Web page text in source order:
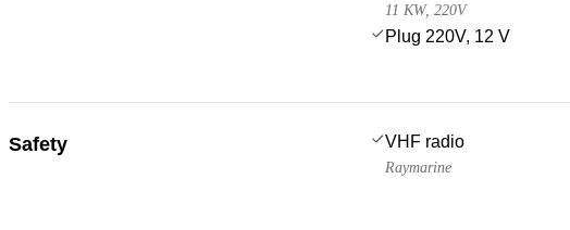
11 KW, 220V
Plug 220V, 12 V
Safety VHF radio
Raymarine